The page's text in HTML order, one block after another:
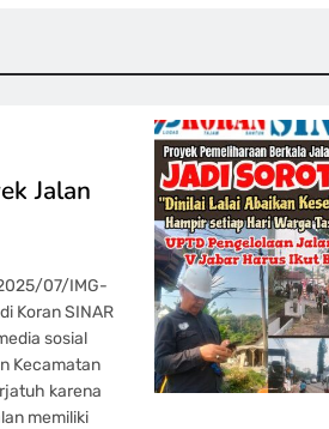
Jalan
07/IMG-
Koran SINAR
sosial
Kecamatan
karena
memiliki